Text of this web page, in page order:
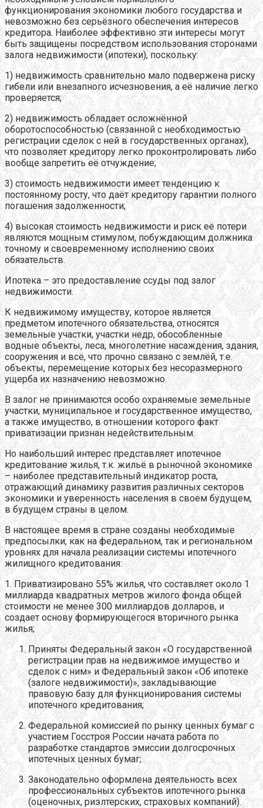
функционирования экономики любого государства и
невозможно без серьёзного обеспечения интересов
кредитора. Наиболее эффективно эти интересы могут
быть защищены посредством использования сторонами
залога недвижимости (ипотеки), поскольку:
1) недвижимость сравнительно мало подвержена риску
гибели или внезапного исчезновения, а её наличие легко
проверяется;
2) недвижимость обладает осложнённой
оборотоспособностью (связанной с необходимостью
регистрации сделок с ней в государственных органах),
что позволяет кредитору легко проконтролировать либо
вообще запретить её отчуждение;
3) стоимость недвижимости имеет тенденцию к
постоянному росту, что даёт кредитору гарантии полного
погашения задолженности;
4) высокая стоимость недвижимости и риск её потери
являются мощным стимулом, побуждающим должника
точному и своевременному исполнению своих
обязательств.
Ипотека – это предоставление ссуды под залог
недвижимости.
К недвижимому имуществу, которое является
предметом ипотечного обязательства, относятся
земельные участки, участки недр, обособленные
водные объекты, леса, многолетние насаждения, здания,
сооружения и всё, что прочно связано с землёй, т.е.
объекты, перемещение которых без несоразмерного
ущерба их назначению невозможно.
В залог не принимаются особо охраняемые земельные
участки, муниципальное и государственное имущество,
а также имущество, в отношении которого факт
приватизации признан недействительным.
Но наибольший интерес представляет ипотечное
кредитование жилья, т.к. жильё в рыночной экономике
– наиболее представительный индикатор роста,
отражающий динамику развития различных секторов
экономики и уверенность населения в своем будущем,
в будущем страны в целом.
В настоящее время в стране созданы необходимые
предпосылки, как на федеральном, так и региональном
уровнях для начала реализации системы ипотечного
жилищного кредитования:
1. Приватизировано 55% жилья, что составляет около 1
миллиарда квадратных метров жилого фонда общей
стоимости не менее 300 миллиардов долларов, и
создает основу формирующегося вторичного рынка
жилья;
Приняты Федеральный закон «О государственной
регистрации прав на недвижимое имущество и
сделок с ним» и Федеральный закон «Об ипотеке
(залоге недвижимости)», закладывающие
правовую базу для функционирования системы
ипотечного кредитования;
Федеральной комиссией по рынку ценных бумаг с
участием Госстроя России начата работа по
разработке стандартов эмиссии долгосрочных
ипотечных ценных бумаг;
Законодательно оформлена деятельность всех
профессиональных субъектов ипотечного рынка
(оценочных, риэлтерских, страховых компаний).